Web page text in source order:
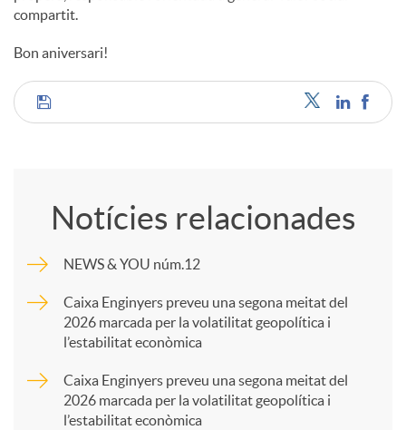
compartit.
Bon aniversari!
C
p
Notícies relacionades
NEWS & YOU núm.12
Caixa Enginyers preveu una segona meitat del
2026 marcada per la volatilitat geopolítica i
l’estabilitat econòmica
Caixa Enginyers preveu una segona meitat del
2026 marcada per la volatilitat geopolítica i
l’estabilitat econòmica